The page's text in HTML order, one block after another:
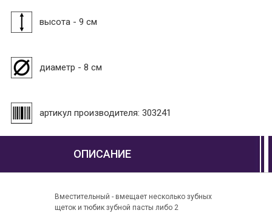
высота - 9 см
диаметр - 8 см
артикул производителя: 303241
ОПИСАНИЕ
Вместительный - вмещает несколько зубных
щеток и тюбик зубной пасты либо 2